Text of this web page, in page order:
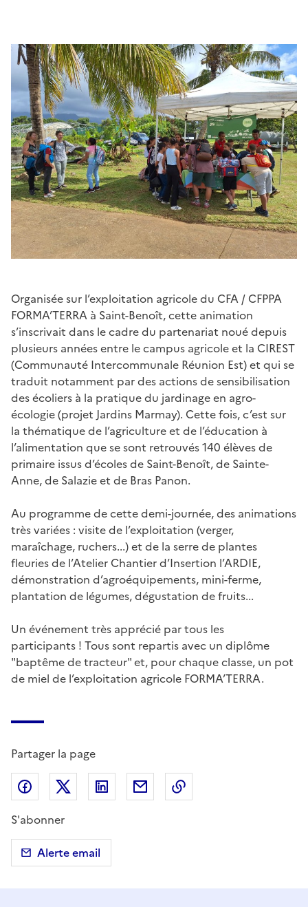
Organisée sur l’exploitation agricole du CFA / CFPPA
FORMA’TERRA à Saint-Benoît, cette animation
s’inscrivait dans le cadre du partenariat noué depuis
plusieurs années entre le campus agricole et la CIREST
(Communauté Intercommunale Réunion Est) et qui se
traduit notamment par des actions de sensibilisation
des écoliers à la pratique du jardinage en agro-
écologie (projet Jardins Marmay). Cette fois, c’est sur
la thématique de l’agriculture et de l’éducation à
l’alimentation que se sont retrouvés 140 élèves de
primaire issus d’écoles de Saint-Benoît, de Sainte-
Anne, de Salazie et de Bras Panon.
Au programme de cette demi-journée, des animations
très variées : visite de l’exploitation (verger,
maraîchage, ruchers...) et de la serre de plantes
fleuries de l’Atelier Chantier d’Insertion l’ARDIE,
démonstration d’agroéquipements, mini-ferme,
plantation de légumes, dégustation de fruits...
Un événement très apprécié par tous les
participants ! Tous sont repartis avec un diplôme
"baptême de tracteur" et, pour chaque classe, un pot
de miel de l’exploitation agricole FORMA’TERRA.
Partager la page
Partager sur Facebook
Partager sur X (anciennement Twitter)
Partager sur LinkedIn
Partager par email
S'abonner
Alerte email